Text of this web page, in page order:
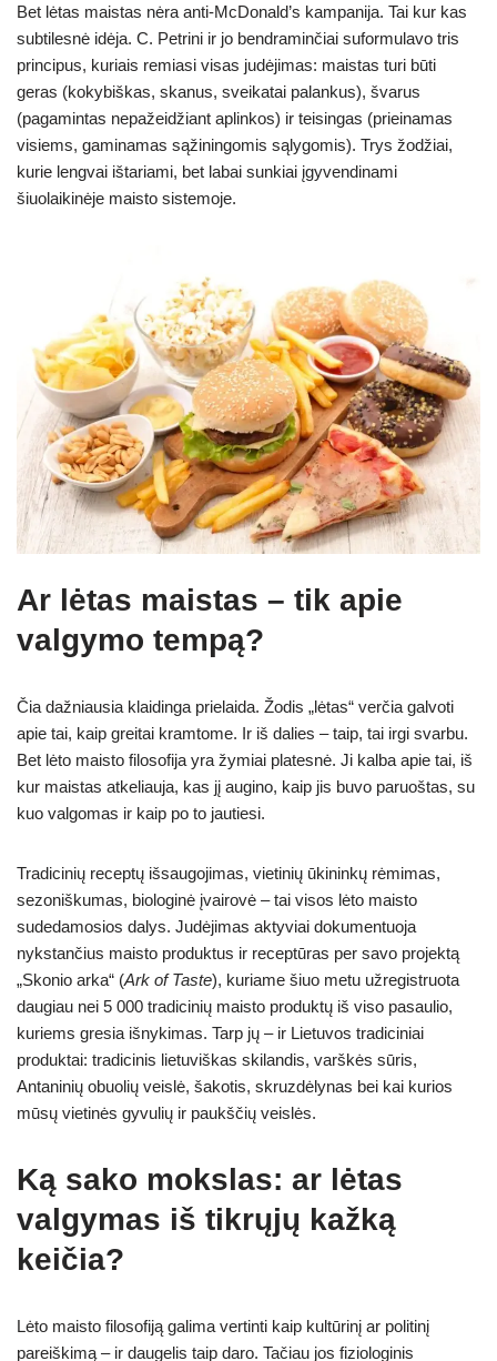
Bet lėtas maistas nėra anti-McDonald’s kampanija. Tai kur kas
subtilesnė idėja. C. Petrini ir jo bendraminčiai suformulavo tris
principus, kuriais remiasi visas judėjimas: maistas turi būti
geras (kokybiškas, skanus, sveikatai palankus), švarus
(pagamintas nepažeidžiant aplinkos) ir teisingas (prieinamas
visiems, gaminamas sąžiningomis sąlygomis). Trys žodžiai,
kurie lengvai ištariami, bet labai sunkiai įgyvendinami
šiuolaikinėje maisto sistemoje.
Ar lėtas maistas – tik apie
valgymo tempą?
Čia dažniausia klaidinga prielaida. Žodis „lėtas“ verčia galvoti
apie tai, kaip greitai kramtome. Ir iš dalies – taip, tai irgi svarbu.
Bet lėto maisto filosofija yra žymiai platesnė. Ji kalba apie tai, iš
kur maistas atkeliauja, kas jį augino, kaip jis buvo paruoštas, su
kuo valgomas ir kaip po to jautiesi.
Tradicinių receptų išsaugojimas, vietinių ūkininkų rėmimas,
sezoniškumas, biologinė įvairovė – tai visos lėto maisto
sudedamosios dalys. Judėjimas aktyviai dokumentuoja
nykstančius maisto produktus ir receptūras per savo projektą
„Skonio arka“ (Ark of Taste), kuriame šiuo metu užregistruota
daugiau nei 5 000 tradicinių maisto produktų iš viso pasaulio,
kuriems gresia išnykimas. Tarp jų – ir Lietuvos tradiciniai
produktai: tradicinis lietuviškas skilandis, varškės sūris,
Antaninių obuolių veislė, šakotis, skruzdėlynas bei kai kurios
mūsų vietinės gyvulių ir paukščių veislės.
Ką sako mokslas: ar lėtas
valgymas iš tikrųjų kažką
keičia?
Lėto maisto filosofiją galima vertinti kaip kultūrinį ar politinį
pareiškimą – ir daugelis taip daro. Tačiau jos fiziologinis